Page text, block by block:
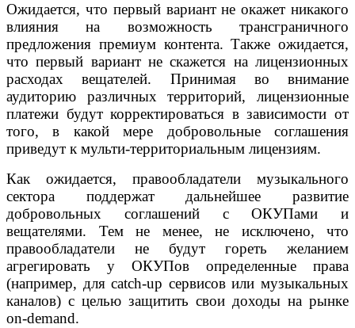
Ожидается, что первый вариант не окажет никакого
влияния на возможность трансграничного
предложения премиум контента. Также ожидается,
что первый вариант не скажется на лицензионных
расходах вещателей. Принимая во внимание
аудиторию различных территорий, лицензионные
платежи будут корректироваться в зависимости от
того, в какой мере добровольные соглашения
приведут к мульти-территориальным лицензиям.
Как ожидается, правообладатели музыкального
сектора поддержат дальнейшее развитие
добровольных соглашений с ОКУПами и
вещателями. Тем не менее, не исключено, что
правообладатели не будут гореть желанием
агрегировать у ОКУПов определенные права
(например, для catch-up сервисов или музыкальных
каналов) с целью защитить свои доходы на рынке
on-demand.